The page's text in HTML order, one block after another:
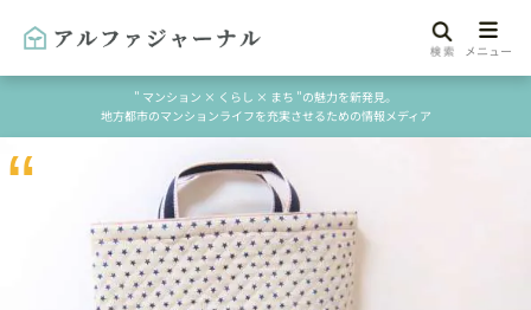
" マンション × くらし × まち "の魅力を新発見。
地方都市のマンションライフを充実させるための情報メディア